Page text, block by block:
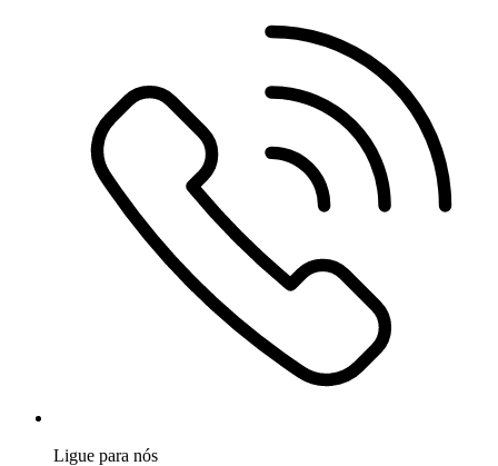
Ligue para nós